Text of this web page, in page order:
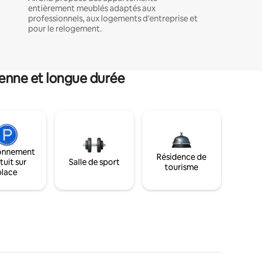
entièrement meublés adaptés aux
professionnels, aux logements d'entreprise et
pour le relogement.
et longue durée
sur
Salle de sport
Résidence de
tourisme